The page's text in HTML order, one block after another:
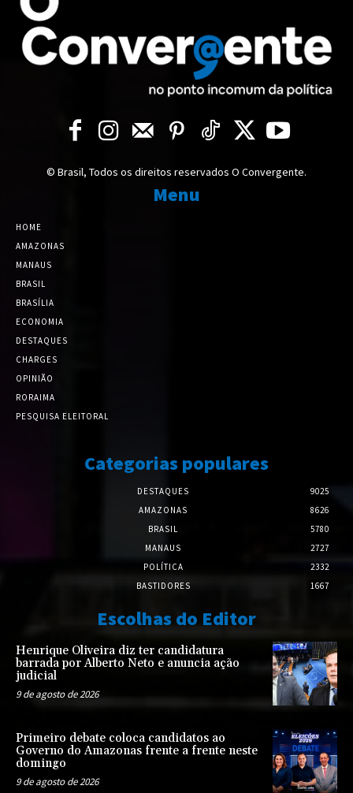
© Brasil, Todos os direitos reservados O Convergente.
Menu
HOME
AMAZONAS
MANAUS
BRASIL
BRASÍLIA
ECONOMIA
DESTAQUES
CHARGES
OPINIÃO
RORAIMA
PESQUISA ELEITORAL
Categorias populares
DESTAQUES
9025
AMAZONAS
8626
BRASIL
5780
MANAUS
2727
POLÍTICA
2332
BASTIDORES
1667
Escolhas do Editor
Henrique Oliveira diz ter candidatura
barrada por Alberto Neto e anuncia ação
judicial
9 de agosto de 2026
Primeiro debate coloca candidatos ao
Governo do Amazonas frente a frente neste
domingo
9 de agosto de 2026